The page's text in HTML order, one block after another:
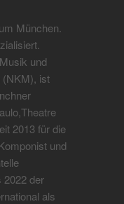
München.
und
(NKM), ist
2013 für die
und
2022 der
als